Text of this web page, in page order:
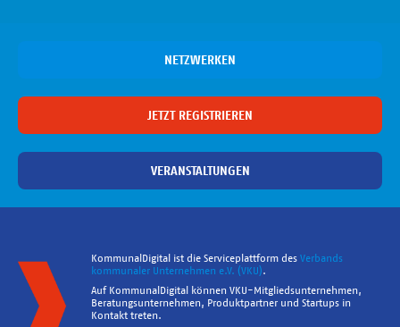
NETZWERKEN
JETZT REGISTRIEREN
VERANSTALTUNGEN
KommunalDigital ist die Serviceplattform des Verbands
kommunaler Unternehmen e.V. (VKU).
Auf KommunalDigital können VKU-Mitgliedsunternehmen,
Beratungsunternehmen, Produktpartner und Startups in
Kontakt treten.